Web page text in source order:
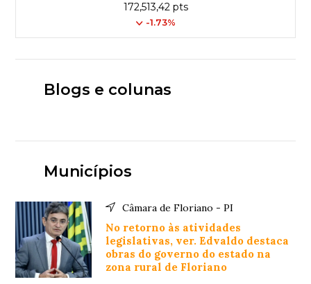
172,513,42 pts
-1.73%
Blogs e colunas
Municípios
Câmara de Floriano - PI
No retorno às atividades
legislativas, ver. Edvaldo destaca
obras do governo do estado na
zona rural de Floriano